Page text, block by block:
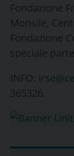
Fondazione
Monsile,
Fondazione
speciale
INFO:
365326.